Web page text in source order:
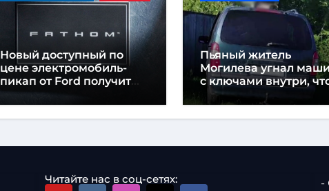
Новый доступный по
цене электромобиль-
пикап от Ford получит
название «Fathom»
Пьяный житель
Могилева угнал
с ключами внутри,
«подъехать» до дома
Читайте нас в соц-сетях:
-